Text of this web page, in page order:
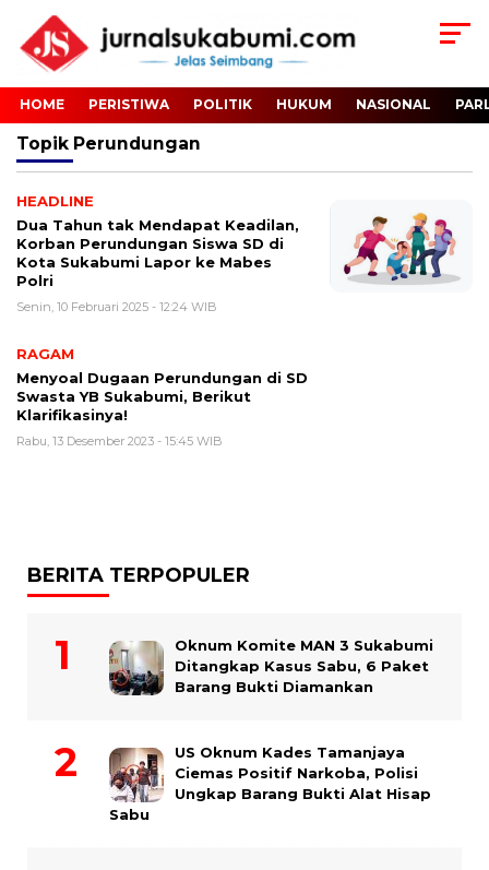
HOME PERISTIWA POLITIK HUKUM NASIONAL
Topik Perundungan
HEADLINE
Dua Tahun tak Mendapat Keadilan,
Korban Perundungan Siswa SD di
Kota Sukabumi Lapor ke Mabes
Polri
Senin, 10 Februari 2025 - 12:24 WIB
RAGAM
Menyoal Dugaan Perundungan di SD
Swasta YB Sukabumi, Berikut
Klarifikasinya!
Rabu, 13 Desember 2023 - 15:45 WIB
BERITA TERPOPULER
Oknum Komite MAN 3 Sukabumi
Ditangkap Kasus Sabu, 6 Paket
Barang Bukti Diamankan
US Oknum Kades Tamanjaya
Ciemas Positif Narkoba, Polisi
Ungkap Barang Bukti Alat Hisap
Sabu